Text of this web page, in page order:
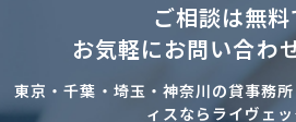
ご相談は無料
お気軽にお問い合わ
東京・千葉・埼玉・神奈川の貸事務
ィスならライヴェッ